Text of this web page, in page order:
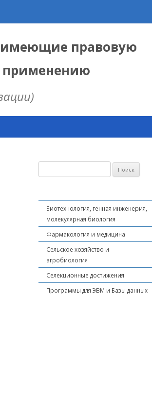
имеющие правовую
применению
Биотехнология, генная инженерия,
молекулярная биология
Фармакология и медицина
Сельское хозяйство и
агробиология
Селекционные достижения
Программы для ЭВМ и Базы данных